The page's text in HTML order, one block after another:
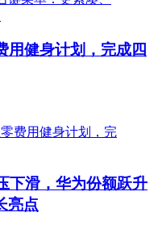
用健身计划，完成四
下滑，华为份额跃升
亮点